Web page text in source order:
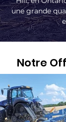
une grande
Notre